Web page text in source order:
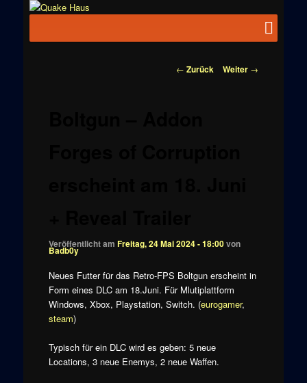
News zu
Beitragsnavigation
← Zurück Weiter →
Veröffentlicht am Freitag, 24 Mai 2024 - 18:00von
Badb0y
Neues Futter für das Retro-FPS Boltgun erscheint in
Form eines DLC am 18.Juni. Für Mlutiplattform
Windows, Xbox, Playstation, Switch. (eurogamer,
steam)
Typisch für ein DLC wird es geben: 5 neue
Locations, 3 neue Enemys, 2 neue Waffen.